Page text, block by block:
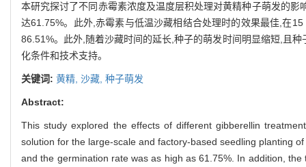
本研究探讨了不同赤霉素浓度及温度层积处理对黄精种子萌发的
达61.75%。此外,赤霉素与低温沙藏相结合处理时的效果最佳,在
86.51%。此外,随着沙藏时间的延长,种子的萌发时间明显缩短,且
化条件和技术支持。
关键词: 黄精, 沙藏, 种子萌发
Abstract:
This study explored the effects of different gibberellin
solution for the large-scale and factory-based seedling planting
and the germination rate was as high as 61.75%. In addition,